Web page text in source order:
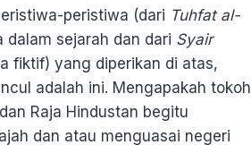
peristiwa (dari Tuhfat al-
sejarah dan dari Syair
fiktif) yang diperikan di atas,
adalah ini. Mengapakah tokoh
Raja Hindustan begitu
dan atau menguasai negeri